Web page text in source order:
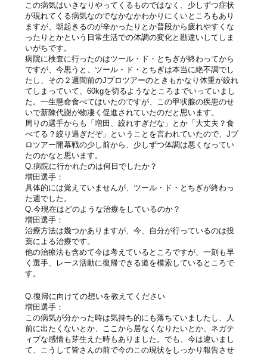
この病気はいきなりやってくるものではなく、少しずつ症状
が現れてくる病気なのでなかなかわかりにくいところもあり
ますが、朝起きるのが辛かったりとか普段から疲れやすくな
ったりとかという日常生活での体調の変化と勘違いしてしま
いがちです。
病院に検査に行ったのはツール・ド・とちぎが終わってから
ですが、今思うと、ツール・ド・とちぎは本当に絶不調でし
たし、その２週間前のJプロツアーのときもかなり体重が絞れ
てしまっていて、60kgを切るようなところまでいっていまし
た。一生懸命食べてはいたのですが、この甲状腺の疾患のせ
いで新陳代謝が物凄く促進されていたのだと思います。
周りの選手からも「増田、絞れすぎだな」とか「大丈夫？食
べてる？絞り過ぎだぞ」ということを言われていたので、Jプ
ロツアー開幕戦の少し前から、少しずつ体調は悪くなってい
たのかなと思います。
Q.病院に行かれたのは何日でしたか？
増田選手：
具体的には覚えていませんが、ツール・ド・とちぎが終わっ
た週でした。
Q.今現在はどのような治療をしているのか？
増田選手：
治療方法は幾つかありますが、今、自分が行っているのは投
薬による治療です。
他の治療法も含めて今は考えているところですが、一刻も早
く選手、レース活動に復帰できる道を模索しているところで
す。
Q.復帰に向けての想いを教えてください
増田選手：
この病気が分かった時は気持ち的にも落ちていましたし、人
前に出たくないとか、ここから居なくなりたいとか、ネガテ
ィブな感情も芽生えた時もありました。でも、今は違いまし
て、こうして皆さんの前で今のこの現状をしっかり報告させ